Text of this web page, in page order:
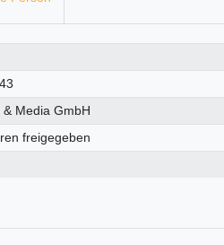
& Media GmbH
freigegeben